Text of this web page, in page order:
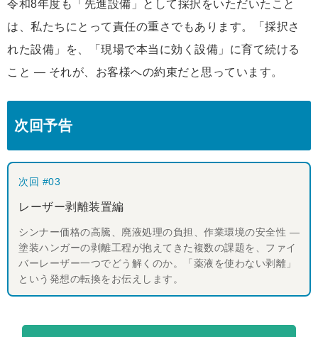
令和8年度も「先進設備」として採択をいただいたこと
は、私たちにとって責任の重さでもあります。「採択さ
れた設備」を、「現場で本当に効く設備」に育て続ける
こと ― それが、お客様への約束だと思っています。
次回予告
次回 #03
レーザー剥離装置編
シンナー価格の高騰、廃液処理の負担、作業環境の安全性 ―
塗装ハンガーの剥離工程が抱えてきた複数の課題を、ファイ
バーレーザー一つでどう解くのか。「薬液を使わない剥離」
という発想の転換をお伝えします。